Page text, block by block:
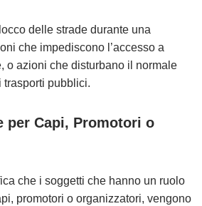
delle strade durante una
che impediscono l’accesso a
o azioni che disturbano il normale
trasporti pubblici.
per Capi, Promotori o
che i soggetti che hanno un ruolo
promotori o organizzatori, vengono